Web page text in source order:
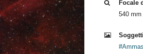
Focale
540 mm